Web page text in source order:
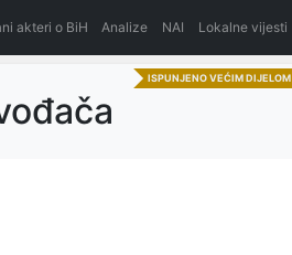
akteri o BiH Analize NAI Lokalne vijesti
ISPUNJENO VEĆIM DIJELOM